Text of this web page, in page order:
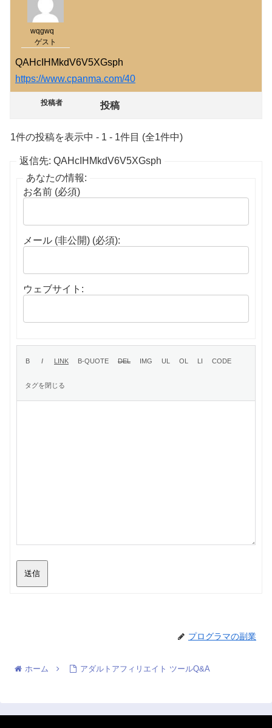
wqgwq
ゲスト
QAHcIHMkdV6V5XGsph
https://www.cpanma.com/40
投稿者 投稿
1件の投稿を表示中 - 1 - 1件目 (全1件中)
返信先: QAHcIHMkdV6V5XGsph
あなたの情報:
お名前 (必須)
メール (非公開) (必須):
ウェブサイト:
送信
プログラマの副業
ホーム アダルトアフィリエイト ツールQ&A